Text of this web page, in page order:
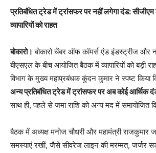
प्रतिबंधित ट्रेड में ट्रांसफर पर नहीं लगेगा दंड:
व्यापारियों को राहत
बोकारो। बोकारो चेंबर ऑफ कॉमर्स एंड इंडस्ट्रीज और
बीएसएल के बीच आयोजित बैठक में व्यापारियों को बड़ी
विभाग के मुख्य महाप्रबंधक कुंदन कुमार ने स्पष्ट किया
अन्य प्रतिबंधित ट्रेड में ट्रांसफर पर अब कोई आर्थिक दंड
साथ ही, पहले से जमा राशि को अन्य मद में समायोजित
बैठक में अध्यक्ष मनोज चौधरी और महामंत्री राजकुमार
समस्याएं रखीं, जैसे सीवरेज लाइन की मरम्मत, जर्जर